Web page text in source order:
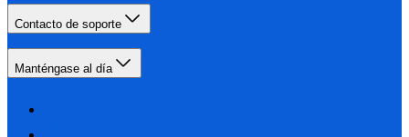
Contacto de soporte
Manténgase al día